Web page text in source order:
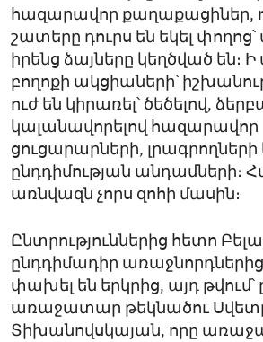
հազարավոր քաղաքացիներ,
շատերը դուրս են եկել փողոց՝
իրենց ձայները կեղծված
բողոքի ակցիաների՝
ուժ են կիրառել՝ ծեծելով,
կալանավորելով հազարավոր
ցուցարարների, լրագրողների
ընդդիմության անդամների։
առնվազն չորս զոհի մասին։
Ընտրություններից հետո
ընդդիմադիր առաջնորդներից
փախել են երկրից, այդ թվում՝
առաջատար թեկնածու
Տիխանովսկայան, որը